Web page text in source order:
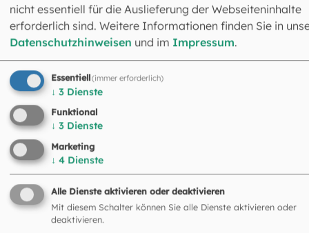
Dieser Pfarrsaal ist ein
Novum für die Erzdiözese
Fünf Jahre lang wurde St. Thomas Morus in
nicht essentiell für die Auslieferung der Webseiteninhalte
erforderlich sind. Weitere Informationen finden Sie in
Datenschutzhinweisen und im Impressum.
Essentiell(immer erforderlich)
↓ 3 Dienste
Funktional
↓ 3 Dienste
Marketing
↓ 4 Dienste
Alle Dienste aktivieren oder deaktivieren
Mit diesem Schalter können Sie alle Dienste aktivieren oder
deaktivieren.